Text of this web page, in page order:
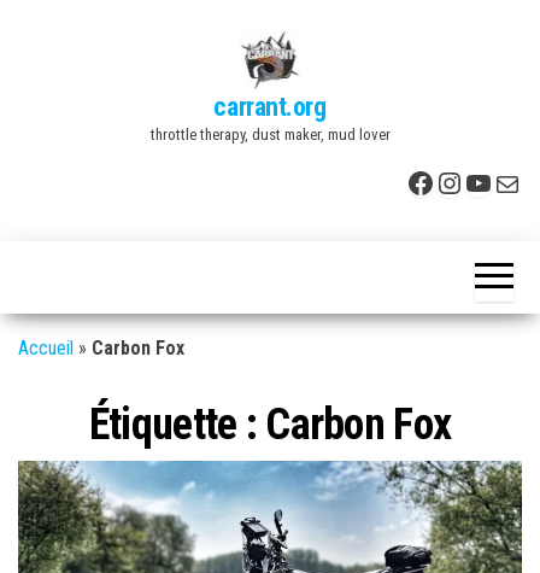
carrant.org
throttle therapy, dust maker, mud lover
Facebook
E-
Accueil » Carbon Fox
Étiquette : Carbon Fox